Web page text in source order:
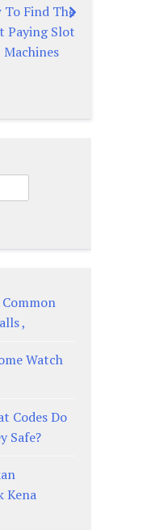
To Find The
Paying Slot
Machines
,
Watch
Codes Do
Safe?
Kena